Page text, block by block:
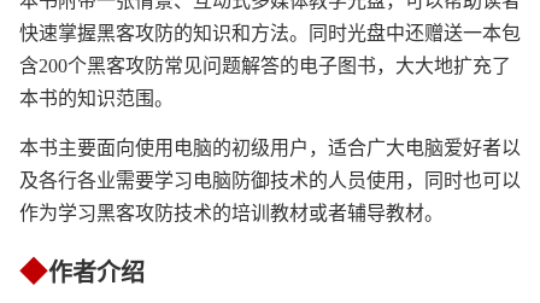
快速掌握黑客攻防的知识和方法。同时光盘中还赠送一本包
含200个黑客攻防常见问题解答的电子图书，大大地扩充了
本书的知识范围。
本书主要面向使用电脑的初级用户，适合广大电脑爱好者以
及各行各业需要学习电脑防御技术的人员使用，同时也可以
作为学习黑客攻防技术的培训教材或者辅导教材。
◆作者介绍